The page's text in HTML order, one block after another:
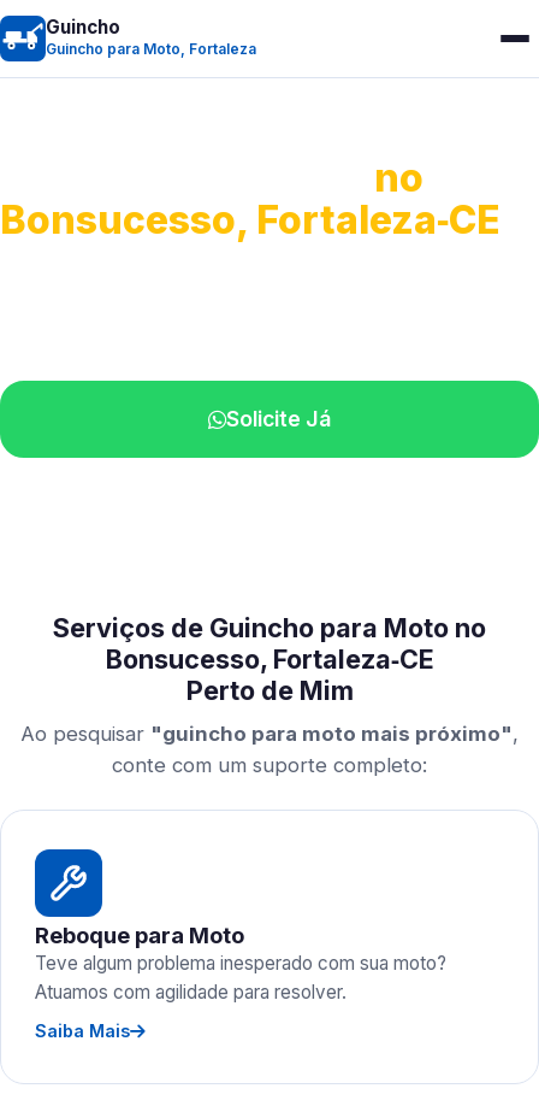
Guincho
Guincho para Moto, Fortaleza
no
Bonsucesso, Fortaleza‑CE
Solicite Já
Serviços de Guincho para Moto no
Bonsucesso, Fortaleza‑CE
Perto de Mim
Ao pesquisar "guincho para moto mais próximo",
conte com um suporte completo:
Reboque para Moto
Teve algum problema inesperado com sua moto?
Atuamos com agilidade para resolver.
Saiba Mais